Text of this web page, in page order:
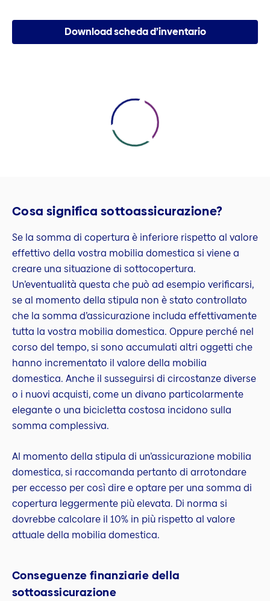
Download scheda d’inventario
Cosa significa sottoassicurazione?
Se la somma di copertura è inferiore rispetto al valore
effettivo della vostra mobilia domestica si viene a
creare una situazione di sottocopertura.
Un’eventualità questa che può ad esempio verificarsi,
se al momento della stipula non è stato controllato
che la somma d’assicurazione includa effettivamente
tutta la vostra mobilia domestica. Oppure perché nel
corso del tempo, si sono accumulati altri oggetti che
hanno incrementato il valore della mobilia
domestica. Anche il susseguirsi di circostanze diverse
o i nuovi acquisti, come un divano particolarmente
elegante o una bicicletta costosa incidono sulla
somma complessiva.
Al momento della stipula di un’assicurazione mobilia
domestica, si raccomanda pertanto di arrotondare
per eccesso per così dire e optare per una somma di
copertura leggermente più elevata. Di norma si
dovrebbe calcolare il 10% in più rispetto al valore
attuale della mobilia domestica.
Conseguenze finanziarie della
sottoassicurazione